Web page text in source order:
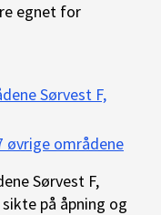
egnet for
Sørvest F,
øvrige områdene
Sørvest F,
på åpning og